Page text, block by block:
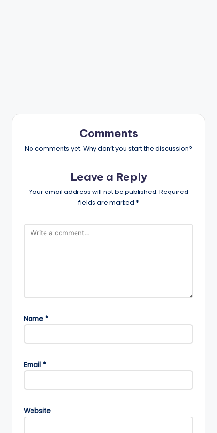
Comments
No comments yet. Why don’t you start the discussion?
Leave a Reply
Your email address will not be published. Required
fields are marked *
Name *
Email *
Website